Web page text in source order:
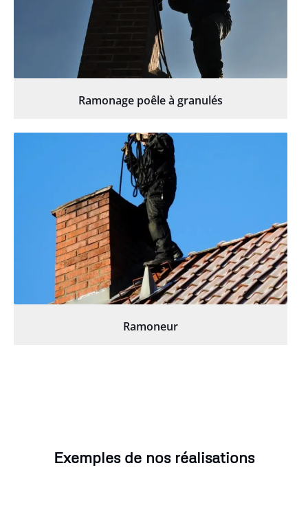
Ramonage poêle à granulés
Ramoneur
Exemples de nos réalisations